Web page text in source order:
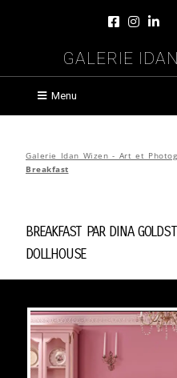
Galerie
Menu
Galerie Idan Wizen - Art et
Breakfast
Breakfast parDina
Dollhouse